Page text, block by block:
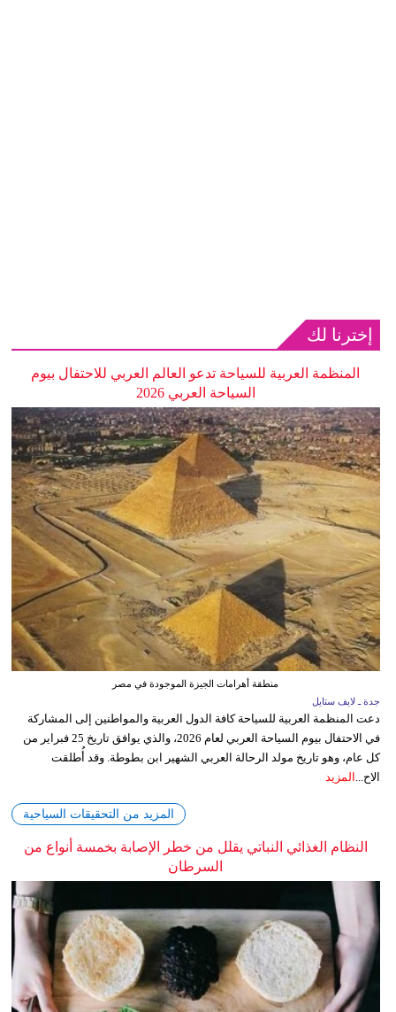
إخترنا لك
المنظمة العربية للسياحة تدعو العالم العربي للاحتفال بيوم
السياحة العربي 2026
منطقة أهرامات الجيزة الموجودة في مصر
جدة ـ لايف ستايل
دعت المنظمة العربية للسياحة كافة الدول العربية والمواطنين إلى المشاركة
في الاحتفال بيوم السياحة العربي لعام 2026، والذي يوافق تاريخ 25 فبراير من
كل عام، وهو تاريخ مولد الرحالة العربي الشهير ابن بطوطة. وقد أُطلقت
الاح... المزيد
المزيد من التحقيقات السياحية
النظام الغذائي النباتي يقلل من خطر الإصابة بخمسة أنواع من
السرطان